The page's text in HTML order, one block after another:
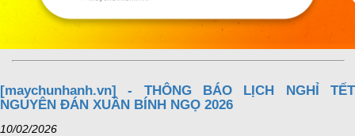
[maychunhanh.vn] - THÔNG BÁO LỊCH NGHỈ TẾT
NGUYÊN ĐÁN XUÂN BÍNH NGỌ 2026
10/02/2026